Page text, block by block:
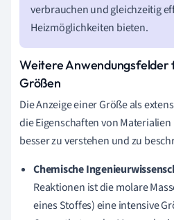
verbrauchen und gleichzeitig
Heizmöglichkeiten bieten.
Weitere Anwendungsfelder
Größen
Die Anzeige einer Größe als
die Eigenschaften von
besser zu verstehen und zu
Chemische
Reaktionen ist die molare
eines Stoffes) eine intensive